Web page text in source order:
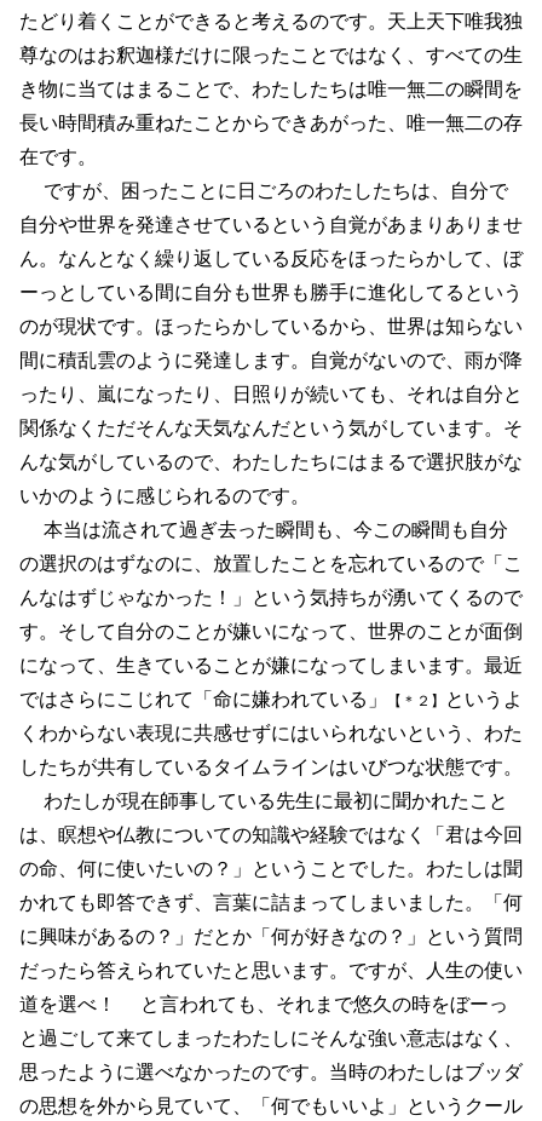
たどり着くことができると考えるのです。天上天下唯我独
尊なのはお釈迦様だけに限ったことではなく、すべての生
き物に当てはまることで、わたしたちは唯一無二の瞬間を
長い時間積み重ねたことからできあがった、唯一無二の存
在です。
ですが、困ったことに日ごろのわたしたちは、自分で
自分や世界を発達させているという自覚があまりありませ
ん。なんとなく繰り返している反応をほったらかして、ぼ
ーっとしている間に自分も世界も勝手に進化してるという
のが現状です。ほったらかしているから、世界は知らない
間に積乱雲のように発達します。自覚がないので、雨が降
ったり、嵐になったり、日照りが続いても、それは自分と
関係なくただそんな天気なんだという気がしています。そ
んな気がしているので、わたしたちにはまるで選択肢がな
いかのように感じられるのです。
本当は流されて過ぎ去った瞬間も、今この瞬間も自分
の選択のはずなのに、放置したことを忘れているので「こ
んなはずじゃなかった！」という気持ちが湧いてくるので
す。そして自分のことが嫌いになって、世界のことが面倒
になって、生きていることが嫌になってしまいます。最近
ではさらにこじれて「命に嫌われている」
【＊２】
というよ
くわからない表現に共感せずにはいられないという、わた
したちが共有しているタイムラインはいびつな状態です。
わたしが現在師事している先生に最初に聞かれたこと
は、瞑想や仏教についての知識や経験ではなく「君は今回
の命、何に使いたいの？」ということでした。わたしは聞
かれても即答できず、言葉に詰まってしまいました。「何
に興味があるの？」だとか「何が好きなの？」という質問
だったら答えられていたと思います。ですが、人生の使い
道を選べ！ と言われても、それまで悠久の時をぼーっ
と過ごして来てしまったわたしにそんな強い意志はなく、
思ったように選べなかったのです。当時のわたしはブッダ
の思想を外から見ていて、「何でもいいよ」というクール